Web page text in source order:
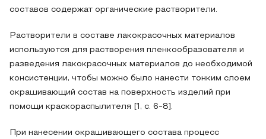
составов содержат органические растворители.
Растворители в составе лакокрасочных материалов
используются для растворения пленкообразователя и
разведения лакокрасочных материалов до необходимой
консистенции, чтобы можно было нанести тонким слоем
окрашивающий состав на поверхность изделий при
помощи краскораспылителя [1, с. 6-8].
При нанесении окрашивающего состава процесс